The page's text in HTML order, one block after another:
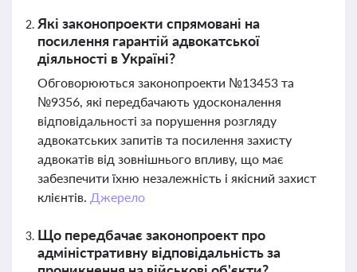
Які законопроекти спрямовані на
посилення гарантій адвокатської
діяльності в Україні?
Обговорюються законопроекти №13453 та
№9356, які передбачають удосконалення
відповідальності за порушення розгляду
адвокатських запитів та посилення захисту
адвокатів від зовнішнього впливу, що має
забезпечити їхню незалежність і якісний захист
клієнтів. Джерело
Що передбачає законопроект про
адміністративну відповідальність за